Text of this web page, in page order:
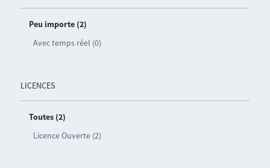
Peu importe (2)
Avec temps réel (0)
LICENCES
Toutes (2)
Licence Ouverte (2)